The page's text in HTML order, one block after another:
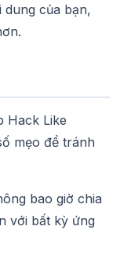
dung của bạn,
Hack Like
mẹo để tránh
bao giờ chia
với bất kỳ ứng